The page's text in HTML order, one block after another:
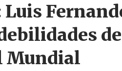
o
r
Mundial